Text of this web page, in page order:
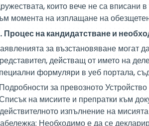
които вече не са вписани
момента на изплащане на
Процес на кандидатстване и
за възстановяване могат
действащ от името на
формуляри в уеб портала,
Подробности за превозното Устройство
на мисиите и препратки към
действителното изпълнение на мисията
Необходимо е да се